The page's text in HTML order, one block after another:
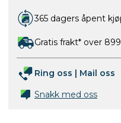
365 dagers åpent
Gratis frakt* over
Ring oss | Mail oss
Snakk med oss